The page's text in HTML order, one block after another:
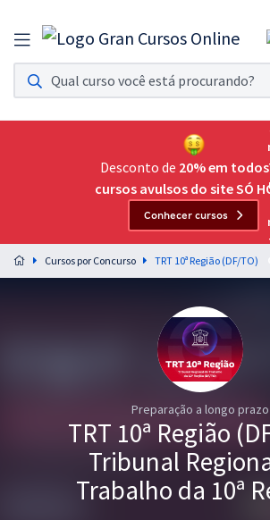
Assinatura Ilimitada 11
Acesso a todos os cursos. Teste grátis por 7 dias!
Assinatura OAB Até Passar
Acesso ilimitado a toda preparação para o Exame da
Preparação completa e intensiva para as principais
residências em saúde do Brasil
Desconto de 20% em
cursos avulsos do site SÓ
Conhecer cursos
Cursos por Concurso TRT 10ª Região (DF/TO)
Preparação a longo prazo
TRT 10ª Região
Tribunal
Trabalho da 10ª